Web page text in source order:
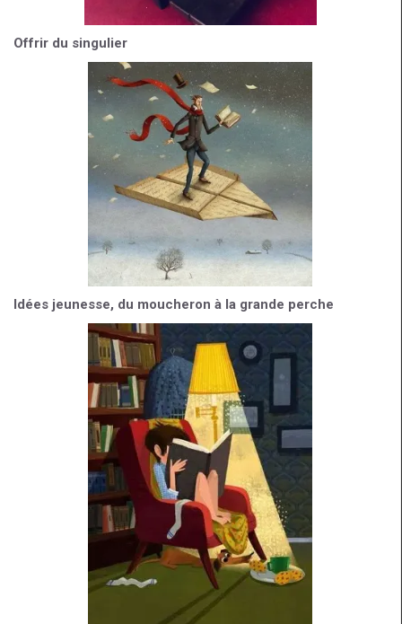
Offrir du singulier
Idées jeunesse, du moucheron à la grande perche